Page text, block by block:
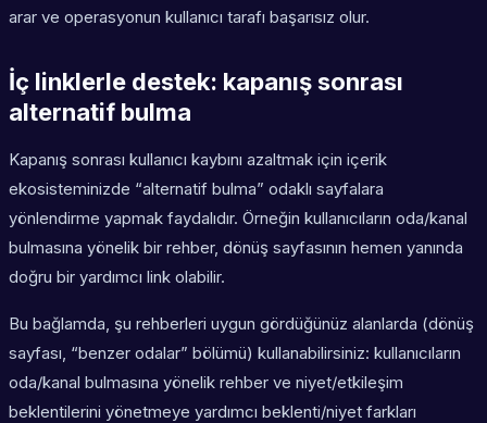
arar ve operasyonun kullanıcı tarafı başarısız olur.
İç linklerle destek: kapanış sonrası
alternatif bulma
Kapanış sonrası kullanıcı kaybını azaltmak için içerik
ekosisteminizde “alternatif bulma” odaklı sayfalara
yönlendirme yapmak faydalıdır. Örneğin kullanıcıların oda/kanal
bulmasına yönelik bir rehber, dönüş sayfasının hemen yanında
doğru bir yardımcı link olabilir.
Bu bağlamda, şu rehberleri uygun gördüğünüz alanlarda (dönüş
sayfası, “benzer odalar” bölümü) kullanabilirsiniz: kullanıcıların
oda/kanal bulmasına yönelik rehber ve niyet/etkileşim
beklentilerini yönetmeye yardımcı beklenti/niyet farkları